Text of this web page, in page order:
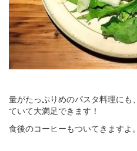
量がたっぷりめのパスタ料理にも
ていて大満足できます！
食後のコーヒーもついてきますよ。